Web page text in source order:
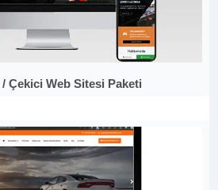
/ Çekici Web Sitesi Paketi